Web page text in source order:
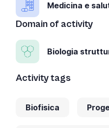
Medicina e
Domain of activity
Biologia
Activity tags
Biofisica